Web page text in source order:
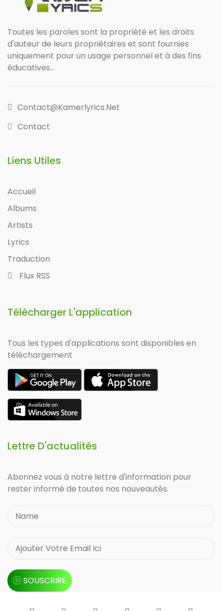
Toutes les paroles sont la propriété et les droits
d'auteur de leurs propriétaires et sont fournies
uniquement pour un usage personnel et à des fins
éducatives...
Contact@kamerlyrics.net
Contact
Liens Utiles
Accueil
Albums
Artists
Lyrics
Traduction
Flux RSS
Télécharger L'application
Tous les types d'applications sont disponibles en
téléchargement
Lettre D'actualités
Abonnez vous à notre lettre d'information pour
rester informé de toutes nos nouveautés.
SOUSCRIRE